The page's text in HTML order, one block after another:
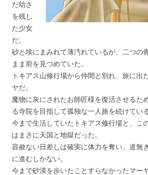
だ幼さ
を残し
た少女
だ。
砂と埃にまみれて薄汚れているが、二つの
まま前を見つめていた。
トキアス山修行場から仲間と別れ、旅に出
ヤだ。
魔物に灰にされたお師匠様を復活させるた
る寺院を目指して孤独な一人旅を続けている
今まで生活していたトキアス修行場と、こ
はまさに天国と地獄だった。
容赦ない日差しは確実に体力を奪い、道無
に進むしかない。
今まで砂漠を歩いたことすらなかったマー